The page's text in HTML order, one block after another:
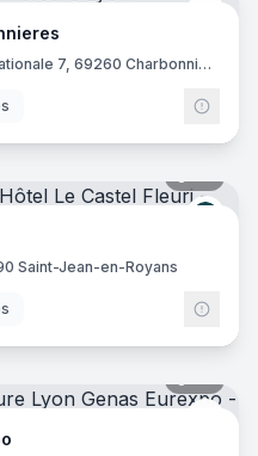
78 Bis Route De Paris, Route Nationale 7, 69260 Charbonnières-les-Bains
Saint-Jean-en-Royans